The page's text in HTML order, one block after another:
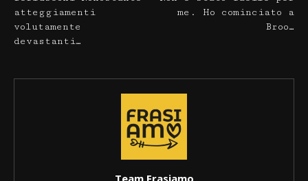
atteggiamenti
volutamente
devastanti…
me. Ho cominciato a
Broo…